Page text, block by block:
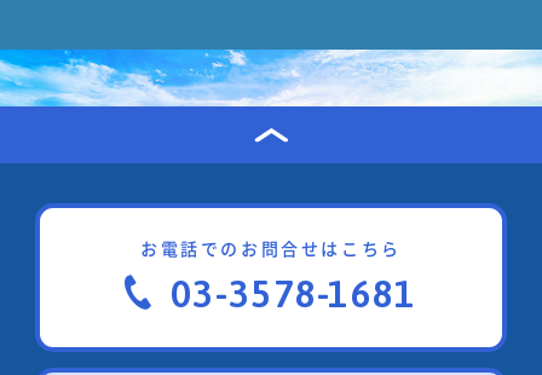
お電話でのお問合せはこちら
03-3578-1681